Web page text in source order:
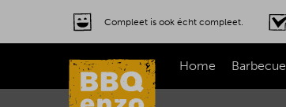
Compleet is ook écht compleet.
Home Barbecue